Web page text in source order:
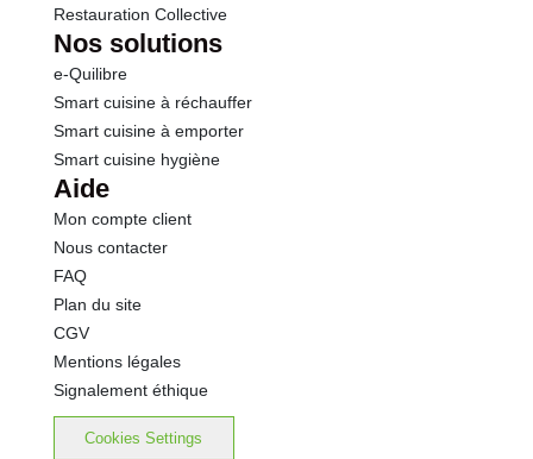
Restauration Collective
Nos solutions
e-Quilibre
Smart cuisine à réchauffer
Smart cuisine à emporter
Smart cuisine hygiène
Aide
Mon compte client
Nous contacter
FAQ
Plan du site
CGV
Mentions légales
Signalement éthique
Cookies Settings